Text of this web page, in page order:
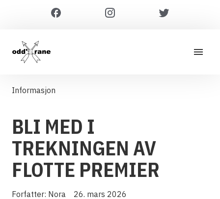
Informasjon
BLI MED I
TREKNINGEN AV
FLOTTE PREMIER
Forfatter: Nora 26. mars 2026